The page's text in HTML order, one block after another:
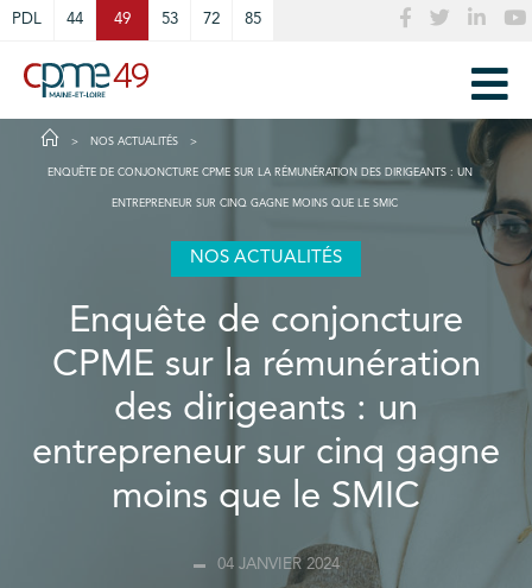
PDL 44 49 53 72 85
NOS ACTUALITÉS
ENQUÊTE DE CONJONCTURE CPME SUR LA RÉMUNÉRATION DES DIRIGEANTS : UN
ENTREPRENEUR SUR CINQ GAGNE MOINS QUE LE SMIC
NOS ACTUALITÉS
Enquête de conjoncture
CPME sur la rémunération
des dirigeants : un
entrepreneur sur cinq gagne
moins que le SMIC
04 JANVIER 2024
Cookies management panel